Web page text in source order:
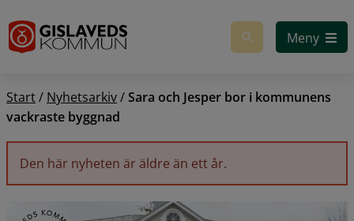
Meny
Start/ Nyhetsarkiv/Sara och Jesper bor i kommunens
vackraste byggnad
Den här nyheten är äldre än ett år.